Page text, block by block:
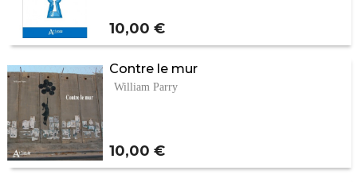
Prix
10,00 €
Contre le mur
William Parry
Prix
10,00 €